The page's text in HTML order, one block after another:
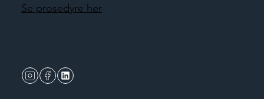
Se prosedyre her